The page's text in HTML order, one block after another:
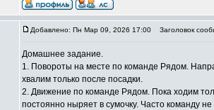
Добавлено: Пн Мар 09, 2026 17:00 Заголовок
Домашнее задание.
1. Повороты на месте по команде Рядом.
хвалим только после посадки.
2. Движение по команде Рядом. Пока ходим
постоянно ныряет в сумочку. Часто команду